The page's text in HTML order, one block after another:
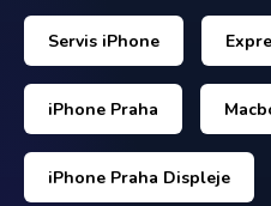
Servis iPhone
iPhone Praha
iPhone Praha Displeje